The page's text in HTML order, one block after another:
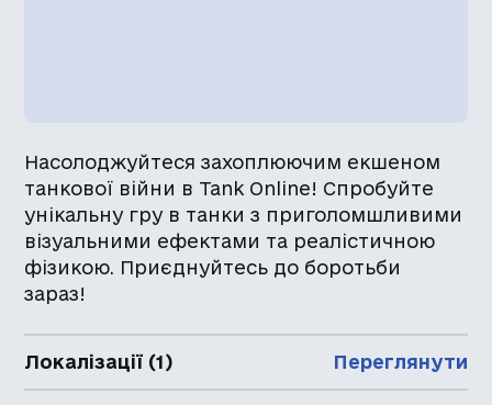
Насолоджуйтеся захоплюючим екшеном
танкової війни в Tank Online! Спробуйте
унікальну гру в танки з приголомшливими
візуальними ефектами та реалістичною
фізикою. Приєднуйтесь до боротьби
зараз!
Локалізації (1) Переглянути